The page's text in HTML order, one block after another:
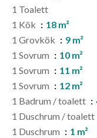
1 Toalett
1 Kök
18 m²
1 Grovkök
9 m²
1 Sovrum
10 m²
1 Sovrum
11 m²
1 Sovrum
12 m²
1 Badrum / toalett
1 Duschrum / toalett
1 Duschrum
1 m²